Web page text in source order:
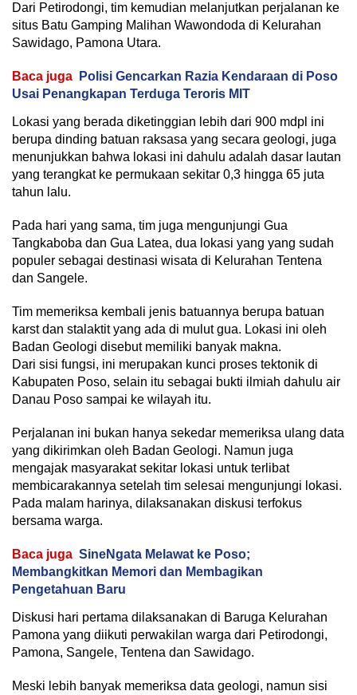
Dari Petirodongi, tim kemudian melanjutkan perjalanan ke
situs Batu Gamping Malihan Wawondoda di Kelurahan
Sawidago, Pamona Utara.
Baca juga
Polisi Gencarkan Razia Kendaraan di Poso
Usai Penangkapan Terduga Teroris MIT
Lokasi yang berada diketinggian lebih dari 900 mdpl ini
berupa dinding batuan raksasa yang secara geologi, juga
menunjukkan bahwa lokasi ini dahulu adalah dasar lautan
yang terangkat ke permukaan sekitar 0,3 hingga 65 juta
tahun lalu.
Pada hari yang sama, tim juga mengunjungi Gua
Tangkaboba dan Gua Latea, dua lokasi yang yang sudah
populer sebagai destinasi wisata di Kelurahan Tentena
dan Sangele.
Tim memeriksa kembali jenis batuannya berupa batuan
karst dan stalaktit yang ada di mulut gua. Lokasi ini oleh
Badan Geologi disebut memiliki banyak makna.
Dari sisi fungsi, ini merupakan kunci proses tektonik di
Kabupaten Poso, selain itu sebagai bukti ilmiah dahulu air
Danau Poso sampai ke wilayah itu.
Perjalanan ini bukan hanya sekedar memeriksa ulang data
yang dikirimkan oleh Badan Geologi. Namun juga
mengajak masyarakat sekitar lokasi untuk terlibat
membicarakannya setelah tim selesai mengunjungi lokasi.
Pada malam harinya, dilaksanakan diskusi terfokus
bersama warga.
Baca juga SineNgata Melawat ke Poso;
Membangkitkan Memori dan Membagikan
Pengetahuan Baru
Diskusi hari pertama dilaksanakan di Baruga Kelurahan
Pamona yang diikuti perwakilan warga dari Petirodongi,
Pamona, Sangele, Tentena dan Sawidago.
Meski lebih banyak memeriksa data geologi, namun sisi